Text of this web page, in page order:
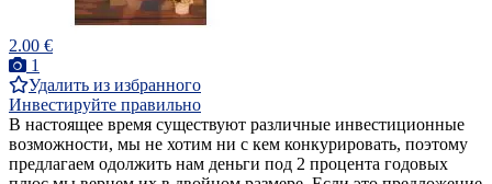
2.00 €
1
Удалить из избранного
Инвестируйте правильно
В настоящее время существуют различные инвестиционные
возможности, мы не хотим ни с кем конкурировать, поэтому
предлагаем одолжить нам деньги под 2 процента годовых